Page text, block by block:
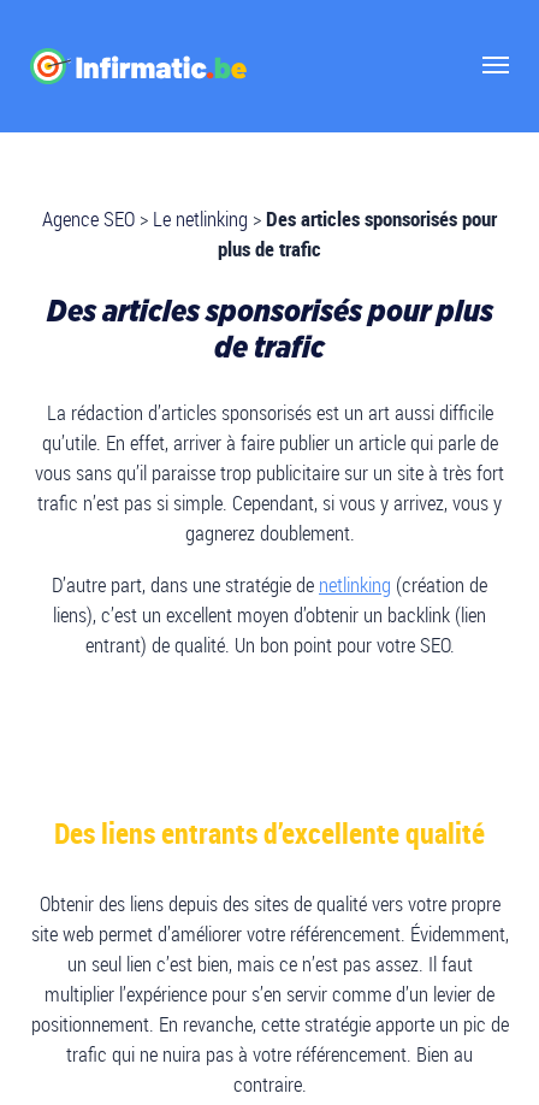
Agence SEO > Le netlinking > Des articles sponsorisés pour
plus de trafic
Des articles sponsorisés pour plus
de trafic
La rédaction d’articles sponsorisés est un art aussi difficile
qu’utile. En effet, arriver à faire publier un article qui parle de
vous sans qu’il paraisse trop publicitaire sur un site à très fort
trafic n’est pas si simple. Cependant, si vous y arrivez, vous y
gagnerez doublement.
D’autre part, dans une stratégie de netlinking (création de
liens), c’est un excellent moyen d’obtenir un backlink (lien
entrant) de qualité. Un bon point pour votre SEO.
Des liens entrants d’excellente qualité
Obtenir des liens depuis des sites de qualité vers votre propre
site web permet d’améliorer votre référencement. Évidemment,
un seul lien c’est bien, mais ce n’est pas assez. Il faut
multiplier l’expérience pour s’en servir comme d’un levier de
positionnement. En revanche, cette stratégie apporte un pic de
trafic qui ne nuira pas à votre référencement. Bien au
contraire.